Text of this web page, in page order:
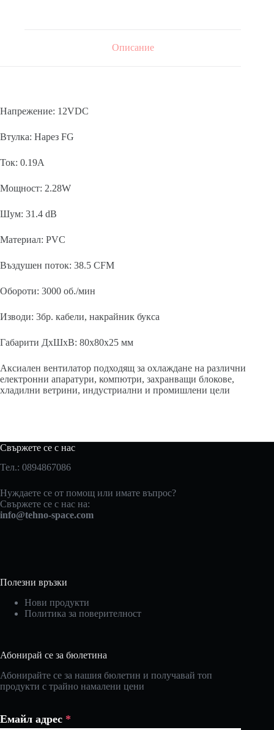
Описание
Напрежение: 12VDC
Втулка: Нарез FG
Ток: 0.19A
Мощност: 2.28W
Шум: 31.4 dB
Материал: PVC
Въздушен поток: 38.5 CFM
Обороти: 3000 об./мин
Изводи: 3бр. кабели, накрайник букса
Габарити ДхШхВ: 80x80x25 мм
Аксиален вентилатор подходящ за охлаждане на различни
електронни апаратури, компютри, захранващи блокове,
хладилни ветрини, индустриални и промишлени цели
Свържете се с нас
Тел.: 0894867086
Нуждаете се от помощ или имате въпрос?
Свържете се с нас на:
info@tehno-space.com
Полезни връзки
Нови продукти
Политика за поверителност
Абонирай се за бюлетина
Абонирайте се за нашия бюлетин и получавай топ
продукти с трайно намалени цени
Емайл адрес *